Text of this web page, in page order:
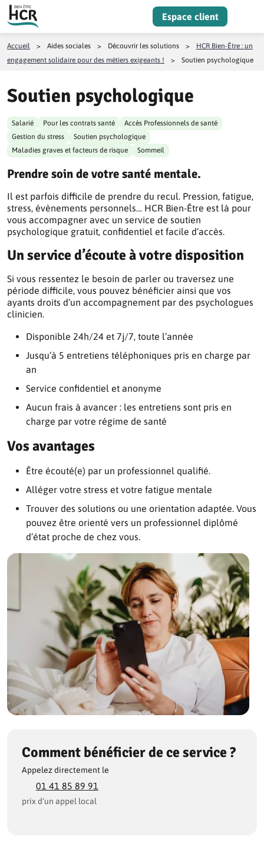
Aller au contenu
Espace client
Accueil > Aides sociales > Découvrir les solutions >
HCR Bien-Être : un
engagement solidaire pour des métiers exigeants !
> Soutien psychologique
Soutien psychologique
Salarié Pour les contrats santé
Accès Professionnels de santé
Gestion du stress
Soutien psychologique
Maladies graves et facteurs de risque
Sommeil
Prendre soin de votre santé mentale.
Il est parfois difficile de prendre du recul. Pression, fatigue,
stress, évènements personnels… HCR Bien-Être est là pour
vous accompagner avec un service de soutien
psychologique gratuit, confidentiel et facile d’accès.
Un service d’écoute à votre disposition
Si vous ressentez le besoin de parler ou traversez une
période difficile, vous pouvez bénéficier ainsi que vos
ayants droits d’un accompagnement par des psychologues
clinicien.
Disponible 24h/24 et 7j/7, toute l’année
Jusqu’à 5 entretiens téléphoniques pris en charge par
an
Service confidentiel et anonyme
Aucun frais à avancer : les entretiens sont pris en
charge par votre régime de santé
Vos avantages
Être écouté(e) par un professionnel qualifié.
Alléger votre stress et votre fatigue mentale
Trouver des solutions ou une orientation adaptée. Vous
pouvez être orienté vers un professionnel diplômé
d’état proche de chez vous.
Comment bénéficier de ce service ?
Appelez directement le
01 41 85 89 91
prix d’un appel local